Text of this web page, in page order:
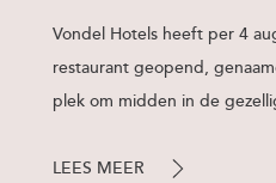
Vondel Hotels heeft per 4
restaurant geopend,
plek om midden in de
LEES MEER